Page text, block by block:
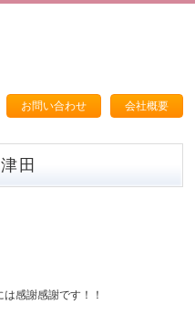
お問い合わせ 会社概要
田
感謝感謝です！！